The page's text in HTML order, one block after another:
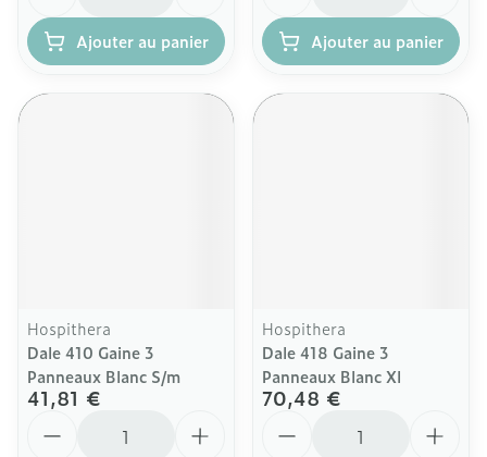
Ajouter au panier Ajouter au panier
Hospithera
Dale 410 Gaine 3
Panneaux Blanc S/m
41,81 €
Hospithera
Dale 418 Gaine 3
Panneaux Blanc Xl
70,48 €